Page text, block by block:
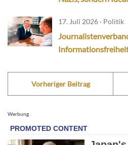
17. Juli 2026 · Politik
Vorheriger Beitrag
Werbung